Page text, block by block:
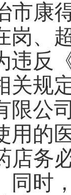
市康
岗、
违反
关规
限公
用的
店务
同时